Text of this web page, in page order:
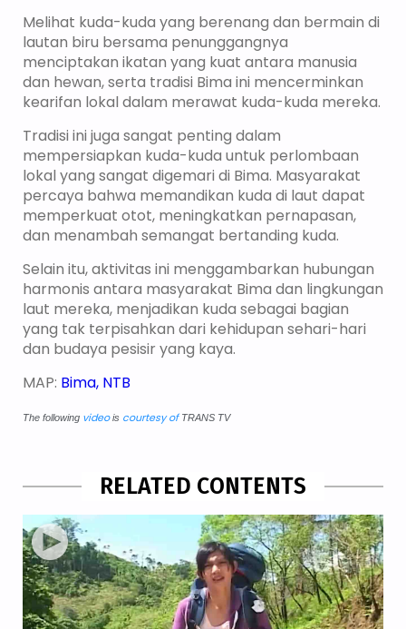
Melihat kuda-kuda yang berenang dan bermain di
lautan biru bersama penunggangnya
menciptakan ikatan yang kuat antara manusia
dan hewan, serta tradisi Bima ini mencerminkan
kearifan lokal dalam merawat kuda-kuda mereka.
Tradisi ini juga sangat penting dalam
mempersiapkan kuda-kuda untuk perlombaan
lokal yang sangat digemari di Bima. Masyarakat
percaya bahwa memandikan kuda di laut dapat
memperkuat otot, meningkatkan pernapasan,
dan menambah semangat bertanding kuda.
Selain itu, aktivitas ini menggambarkan hubungan
harmonis antara masyarakat Bima dan lingkungan
laut mereka, menjadikan kuda sebagai bagian
yang tak terpisahkan dari kehidupan sehari-hari
dan budaya pesisir yang kaya.
MAP: Bima, NTB
The following videois courtesy ofTRANS TV
RELATED CONTENTS